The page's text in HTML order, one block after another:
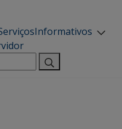
Informativos